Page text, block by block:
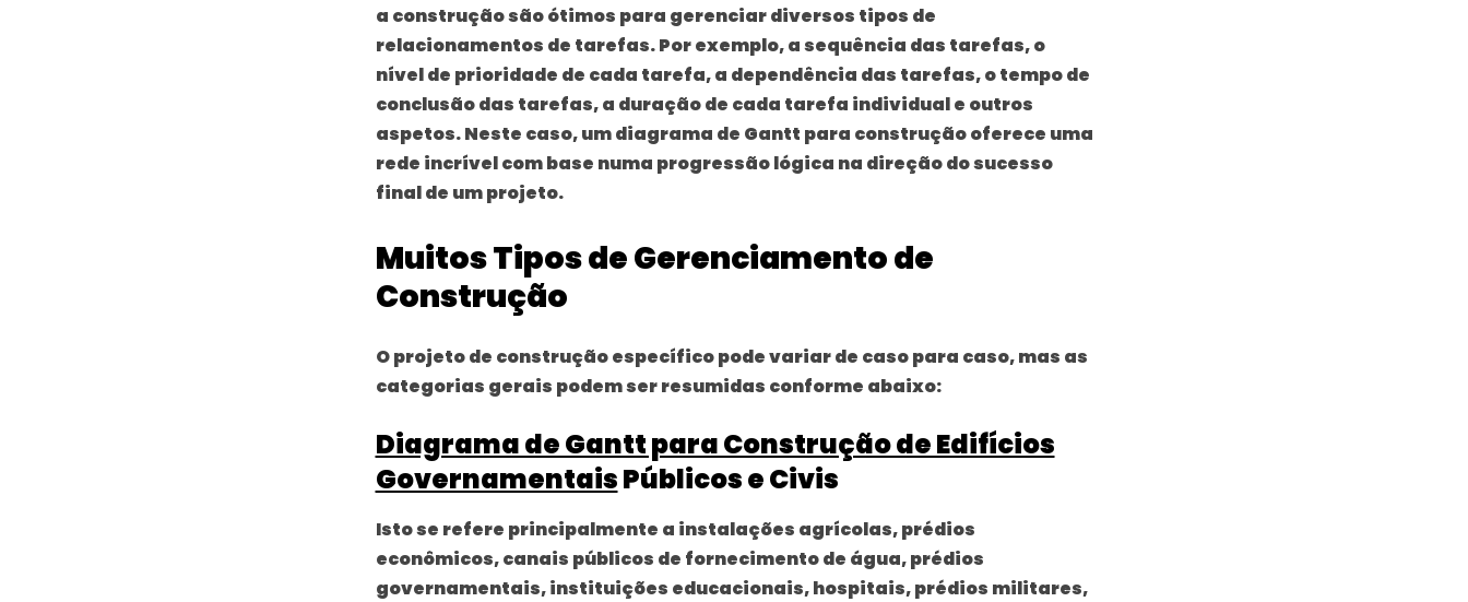
a construção são ótimos para gerenciar diversos tipos de
relacionamentos de tarefas. Por exemplo, a sequência das tarefas, o
nível de prioridade de cada tarefa, a dependência das tarefas, o tempo de
conclusão das tarefas, a duração de cada tarefa individual e outros
aspetos. Neste caso, um diagrama de Gantt para construção oferece uma
rede incrível com base numa progressão lógica na direção do sucesso
final de um projeto.
Muitos Tipos de Gerenciamento de
Construção
O projeto de construção específico pode variar de caso para caso, mas as
categorias gerais podem ser resumidas conforme abaixo:
Diagrama de Gantt para Construção de Edifícios
GovernamentaisPúblicos e Civis
Isto se refere principalmente a instalações agrícolas, prédios
econômicos, canais públicos de fornecimento de água, prédios
governamentais, instituições educacionais, hospitais, prédios militares,